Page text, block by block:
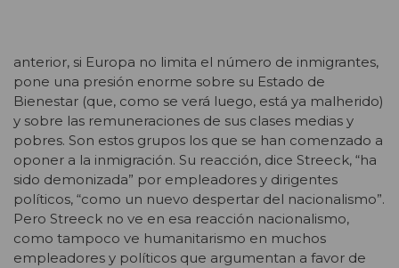
anterior, si Europa no limita el número de inmigrantes,
pone una presión enorme sobre su Estado de
Bienestar (que, como se verá luego, está ya malherido)
y sobre las remuneraciones de sus clases medias y
pobres. Son estos grupos los que se han comenzado a
oponer a la inmigración. Su reacción, dice Streeck, “ha
sido demonizada” por empleadores y dirigentes
políticos, “como un nuevo despertar del nacionalismo”.
Pero Streeck no ve en esa reacción nacionalismo,
como tampoco ve humanitarismo en muchos
empleadores y políticos que argumentan a favor de